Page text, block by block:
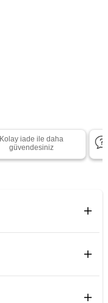
Kolay iade ile daha
güvendesiniz